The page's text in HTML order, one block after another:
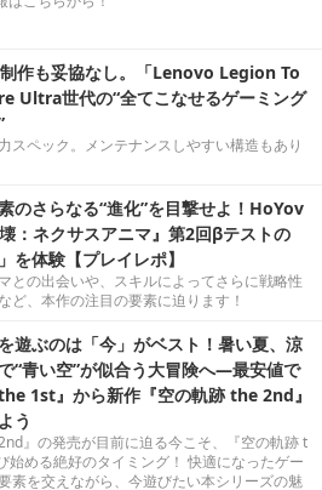
作も妥協なし。「Lenovo Legion To
Ultra世代の“全てこなせるゲーミング
スペック。メンテナンスしやすい構造もあり
のさらなる“進化”を目撃せよ！HoYov
：ネクサスアニマ』第2回βテストの
を体験【プレイレポ】
との出会いや、スキルによってさらに戦略性
ど、本作の注目の要素に迫ります！
遊ぶのは「今」がベスト！暑い夏、涼
“青い空”が似合う大冒険へ―最安値で
1st』から新作『空の軌跡 the 2nd』
う
』の発売が目前に迫る今こそ、『空の軌跡 t
始める絶好のタイミング！ 快適になったゲー
素を交えながら、今遊びたい本シリーズの魅